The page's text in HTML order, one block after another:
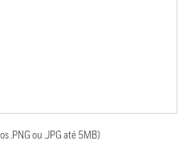
.PNG ou .JPG até 5MB)